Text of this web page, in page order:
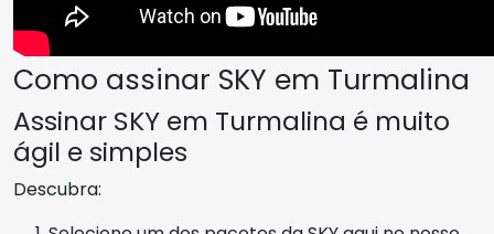
Como assinar SKY em Turmalina
Assinar SKY em Turmalina é muito
ágil e simples
Descubra: